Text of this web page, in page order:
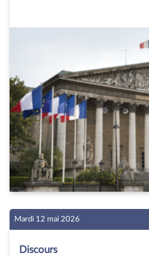
Mardi 12 mai 2026
Discours